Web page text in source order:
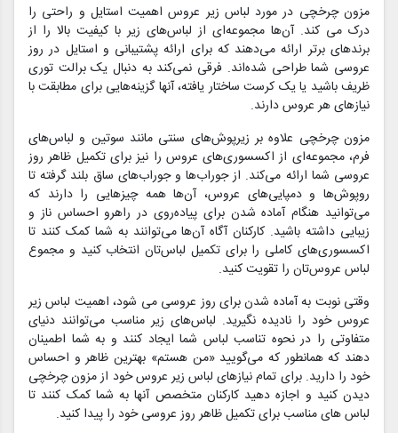
مزون چرخچی در مورد لباس زیر عروس اهمیت استایل و راحتی را
درک می کند. آن‌ها مجموعه‌ای از لباس‌های زیر با کیفیت بالا را از
برندهای برتر ارائه می‌دهند که برای ارائه پشتیبانی و استایل در روز
عروسی شما طراحی شده‌اند. فرقی نمی‌کند به دنبال یک برالت توری
ظریف باشید یا یک کرست ساختار یافته، آنها گزینه‌هایی برای مطابقت با
نیازهای هر عروس دارند.
مزون چرخچی علاوه بر زیرپوش‌های سنتی مانند سوتین و لباس‌های
فرم، مجموعه‌ای از اکسسوری‌های عروس را نیز برای تکمیل ظاهر روز
عروسی شما ارائه می‌کند. از جوراب‌ها و جوراب‌های ساق بلند گرفته تا
روپوش‌ها و دمپایی‌های عروس، آن‌ها همه چیزهایی را دارند که
می‌توانید هنگام آماده شدن برای پیاده‌روی در راهرو احساس ناز و
زیبایی داشته باشید. کارکنان آگاه آن‌ها می‌توانند به شما کمک کنند تا
اکسسوری‌های کاملی را برای تکمیل لباس‌تان انتخاب کنید و مجموع
لباس عروس‌تان را تقویت کنید.
وقتی نوبت به آماده شدن برای روز عروسی می شود، اهمیت لباس زیر
عروس خود را نادیده نگیرید. لباس‌های زیر مناسب می‌توانند دنیای
متفاوتی را در نحوه تناسب لباس شما ایجاد کنند و به شما اطمینان
دهند که همانطور که می‌گویید «من هستم» بهترین ظاهر و احساس
خود را دارید. برای تمام نیازهای لباس زیر عروس خود از مزون چرخچی
دیدن کنید و اجازه دهید کارکنان متخصص آنها به شما کمک کنند تا
لباس های مناسب برای تکمیل ظاهر روز عروسی خود را پیدا کنید.